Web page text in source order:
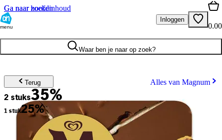
Ga naar hoofdinhoud
Ga naar zoeken
menu
Inloggen
0.00
Waar ben je naar op zoek?
Terug Alles van Magnum
2 stuks35%
1 stuk25%